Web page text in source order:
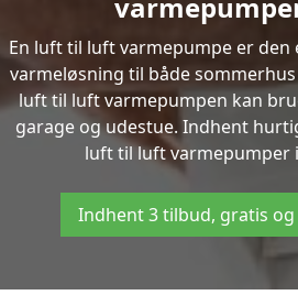
En luft til luft varmepumpe er den
varmeløsning til både
luft til luft varmepumpen kan
garage og udestue. Indhent
luft til luft varmepumper
Indhent 3 tilbud, gratis